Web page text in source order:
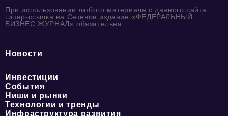
При использовании любого материала с данного сайта
гипер-ссылка на Сетевое издание «ФЕДЕРАЛЬНЫЙ
БИЗНЕС ЖУРНАЛ» обязательна.
Новости
Инвестиции
События
Ниши и рынки
Технологии и тренды
Инфраструктура развития